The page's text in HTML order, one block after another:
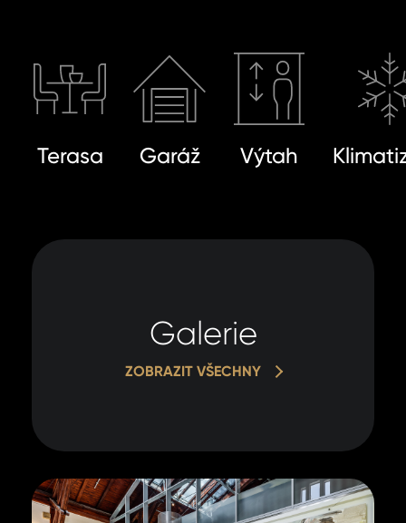
Terasa Garáž Výtah
Galerie
ZOBRAZIT VŠECHNY